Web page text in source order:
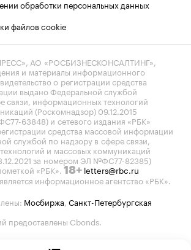
обработки персональных данных
файлов cookie
АО «РОСБИЗНЕСКОНСАЛТИНГ»,
и материалы информационного
о регистрации средства
выдано Федеральной службой
связи, информационных технологий
(Роскомнадзор) 09.12.2015
63848) и сетевого издания «РБК»
средства массовой информации
службой по надзору в сфере связи,
и массовых коммуникаций
за номером ЭЛ №ФС77-82385)
«РБК». 18+ letters@rbc.ru
информационное агентство «РБК».
Мосбиржа Санкт-Петербургская
предоставлены Cbonds.